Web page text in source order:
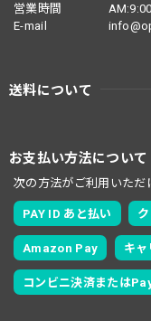
営業時間
E-mail
送料について
お支払い方法について
次の方法がご利用いただ
PAY ID あと払い
Amazon Pay キャ
コンビニ決済または